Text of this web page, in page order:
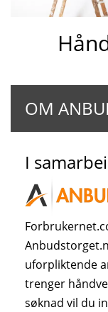
OM
I
uforpliktende
trenger
søknad vil du